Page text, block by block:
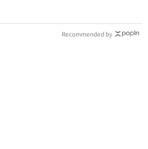
Recommended by